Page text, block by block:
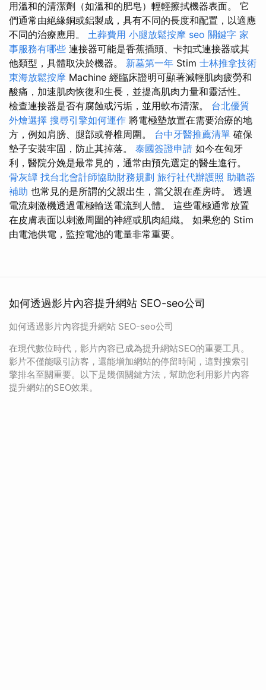
用溫和的清潔劑（如溫和的肥皂）輕輕擦拭機器表面。 它
們通常由絕緣銅或鋁製成，具有不同的長度和配置，以適應
不同的治療應用。 土葬費用 小腿放鬆按摩 seo 關鍵字 家
事服務有哪些 連接器可能是香蕉插頭、卡扣式連接器或其
他類型，具體取決於機器。 新墓第一年 Stim 士林推拿技術
東海放鬆按摩 Machine 經臨床證明可顯著減輕肌肉疲勞和
酸痛，加速肌肉恢復和生長，並提高肌肉力量和靈活性。
檢查連接器是否有腐蝕或污垢，並用軟布清潔。 台北優質
外燴選擇 搜尋引擎如何運作 將電極墊放置在需要治療的地
方，例如肩膀、腿部或脊椎周圍。 台中牙醫推薦清單 確保
墊子安裝牢固，防止其掉落。 泰國簽證申請 如今在匈牙
利，醫院分娩是最常見的，通常由預先選定的醫生進行。
骨灰罈 找台北會計師協助財務規劃 旅行社代辦護照 助聽器
補助 也常見的是所謂的父親出生，當父親在產房時。 透過
電流刺激機透過電極輸送電流到人體。 這些電極通常放置
在皮膚表面以刺激周圍的神經或肌肉組織。 如果您的 Stim
由電池供電，監控電池的電量非常重要。
如何透過影片內容提升網站 SEO-seo公司
如何透過影片內容提升網站 SEO-seo公司
在現代數位時代，影片內容已成為提升網站SEO的重要工具。
影片不僅能吸引訪客，還能增加網站的停留時間，這對搜索引
擎排名至關重要。以下是幾個關鍵方法，幫助您利用影片內容
提升網站的SEO效果。